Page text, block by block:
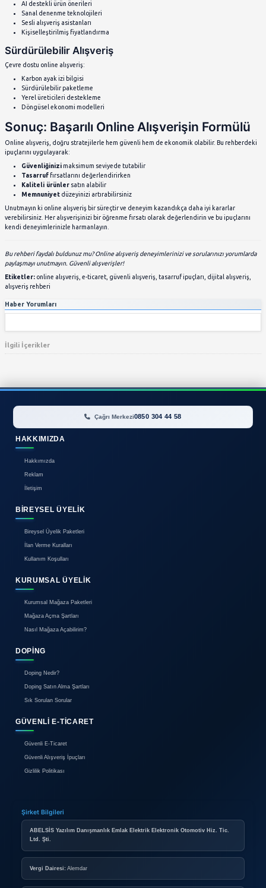
İade Süreci:
İade talebinin nasıl verileceği
Kargo gönderimi prosedürü
Para iadesi bekleme süresi
Değişim alternatifleri
Müşteri Hizmetleri ile İletişim
Etkili müşteri hizmetleri iletişimi:
Sorununuzu net bir şekilde tanımlayın
Sipariş numarası ve detayları hazır bulundurun
Yazılı iletişimi tercih edin (e-posta, canlı chat)
Sabırlı olun ve kibar bir dil kullanın
Online Alışverişte Tasarruf
Maksimum tasarruf için:
Kupon sitelerini düzenli kontrol edin
Sosyal medya hesaplarını takip edin
Sadakat Programları
Sık kullandığınız sitelerin üyesi olun
VIP müşteri avantajlarından yararlanın
Referans bonuslarını değerlendirin
Özel Kategorilerde Alışveriş
Elektronik Ürünler
Teknoloji alışverişinde dikkat edilecekler:
Model numaralarını dikkatlice kontrol edin
Giyim ve Moda
Tekstil ürünlerinde önemli noktalar:
Beden tablosunu dikkatli inceleyin
Kumaş cinsi ve bakım talimatlarını okuyun
Renk farklılığı olabileceğini unutmayın
İade kolaylığı olan siteleri tercih edin
Ev ve Yaşam
Ev eşyası alışverişinde:
Ölçüleri dikkatlice kontrol edin
Montaj gereksinimleri ve hizmetlerini öğrenin
Enerji tüketimi değerlerini karşılaştırın
Gelecekteki Alışveriş Trendleri
Yapay Zeka ve Kişiselleştirme
Online alışverişin geleceği:
AI destekli ürün önerileri